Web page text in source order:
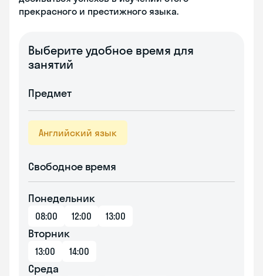
прекрасного и престижного языка.
Выберите удобное время для
занятий
Предмет
Английский язык
Свободное время
Понедельник
08:00 12:00 13:00
Вторник
13:00 14:00
Среда